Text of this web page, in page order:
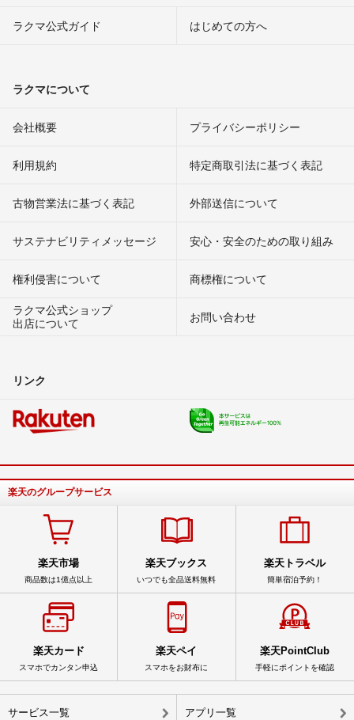
ラクマ公式ガイド はじめての方へ
ラクマについて
会社概要 プライバシーポリシー
利用規約 特定商取引法に基づく表記
古物営業法に基づく表記 外部送信について
サステナビリティメッセージ 安心・安全のための取り組み
権利侵害について
商標権について
ラクマ公式ショップ
出店について
お問い合わせ
リンク
楽天のグループサービス
楽天市場
商品数は1億点以上
楽天ブックス
いつでも全品送料無料
楽天トラベル
簡単宿泊予約！
楽天カード
スマホでカンタン申込
楽天ペイ
スマホをお財布に
楽天PointClub
手軽にポイントを確認
サービス一覧 アプリ一覧